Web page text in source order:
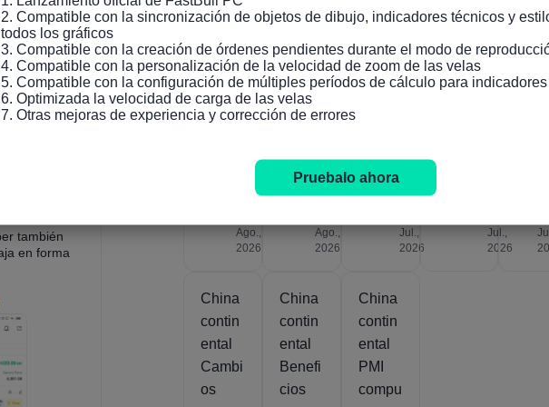
Ago.,
2026
Actual
Ago.,
2026
Actual
Jul.,
2026
(Junio
)
Jul.,
2026
China
contin
ental
Cambi
os
China
contin
ental
Benefi
cios
China
contin
ental
PMI
compu
2. Compatible con la sincronización de objetos de dibujo, indicadores técnicos y
todos los gráficos
3. Compatible con la creación de órdenes pendientes durante el modo de
4. Compatible con la personalización de la velocidad de zoom de las velas
5. Compatible con la configuración de múltiples períodos de cálculo para
6. Optimizada la velocidad de carga de las velas
7. Otras mejoras de experiencia y corrección de errores
Pruebalo ahora